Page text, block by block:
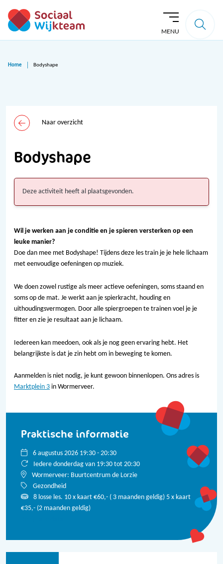
MENU
Home Bodyshape
Naar overzicht
Bodyshape
Deze activiteit heeft al plaatsgevonden.
Wil je werken aan je conditie en je spieren versterken op een
leuke manier?
Doe dan mee met Bodyshape! Tijdens deze les train je je hele lichaam
met eenvoudige oefeningen op muziek.
We doen zowel rustige als meer actieve oefeningen, soms staand en
soms op de mat. Je werkt aan je spierkracht, houding en
uithoudingsvermogen. Door alle spiergroepen te trainen voel je je
fitter en zie je resultaat aan je lichaam.
Iedereen kan meedoen, ook als je nog geen ervaring hebt. Het
belangrijkste is dat je zin hebt om in beweging te komen.
Aanmelden is niet nodig, je kunt gewoon binnenlopen. Ons adres is
Marktplein 3 in Wormerveer.
Praktische informatie
6 augustus 2026 19:30 - 20:30
Iedere donderdag van 19:30 tot 20:30
Wormerveer: Buurtcentrum de Lorzie
Gezondheid
8 losse les. 10 x kaart €60,- ( 3 maanden geldig) 5 x kaart
€35,- (2 maanden geldig)